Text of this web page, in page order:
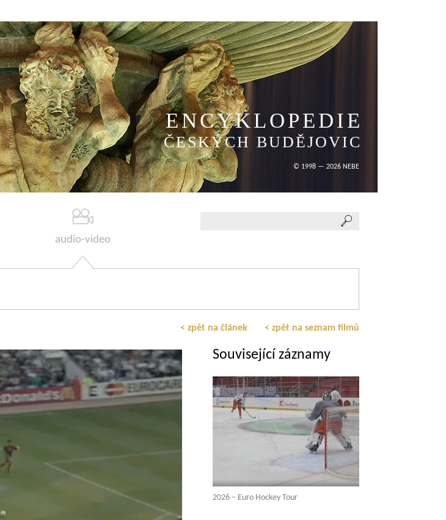
ENCYKLOPEDIE
ČESKÝCH BUDĚJOVIC
© 1998 — 2026 NEBE
audio-video
< zpět na článek < zpět na seznam filmů
Související záznamy
2026 – Euro Hockey Tour